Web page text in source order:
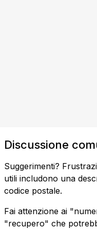
Discussione
Suggerimenti?
utili includono una
codice postale.
Fai attenzione ai
"recupero" che